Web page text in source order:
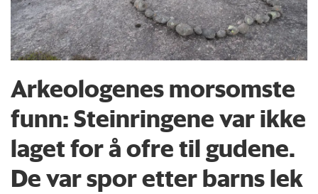
Arkeologenes morsomste
funn: Steinringene var ikke
laget for å ofre til gudene.
De var spor etter barns lek